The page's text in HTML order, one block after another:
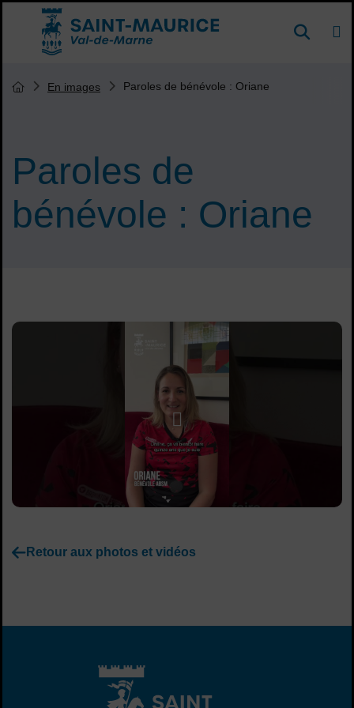
Menu de raccourcis
Accueil ville de Saint-Maurice DE
Paroles de
bénévole : Oriane
Vous êtes ici :
Page d'accueil du site
En images Paroles de bénévole : Oriane
Retour aux photos et vidéos